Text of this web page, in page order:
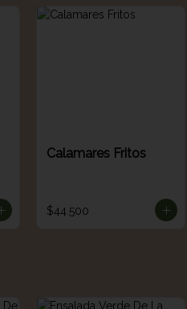
Calamares Fritos
$44.500